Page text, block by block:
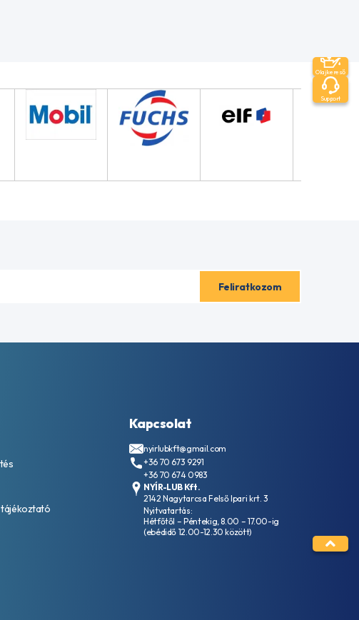
Kapcsolat
nyirlubkft@gmail.com
+36 70 673 9291
+36 70 674 0983
NYÍR-LUB Kft.
2142 Nagytarcsa Felső Ipari krt. 3
Nyitvatartás:
Hétfőtől – Péntekig, 8.00 – 17.00-ig
(ebédidő 12.00-12.30 között)
Olajkereső
Support